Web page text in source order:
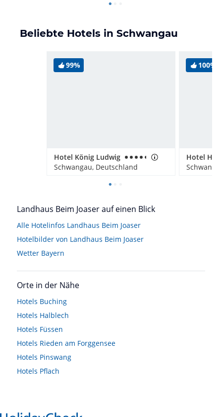
Beliebte Hotels in Schwangau
99%
Hotel König Ludwig
Schwangau, Deutschland
100%
Hotel
Landhaus Beim Joaser auf einen Blick
Alle Hotelinfos Landhaus Beim Joaser
Hotelbilder von Landhaus Beim Joaser
Wetter Bayern
Orte in der Nähe
Hotels Buching
Hotels Halblech
Hotels Füssen
Hotels Rieden am Forggensee
Hotels Pinswang
Hotels Pflach